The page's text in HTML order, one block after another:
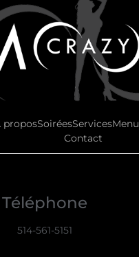
proposSoiréesServicesMenu
Contact
Téléphone
514-561-5151